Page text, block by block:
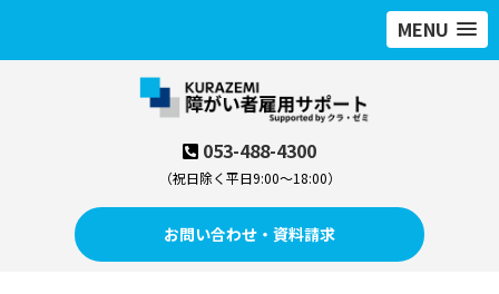
MENU
053-488-4300
（祝日除く平日9:00～18:00）
お問い合わせ・資料請求